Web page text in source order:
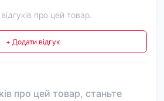
про цей товар.
+ Додати відгук
про цей товар, станьте